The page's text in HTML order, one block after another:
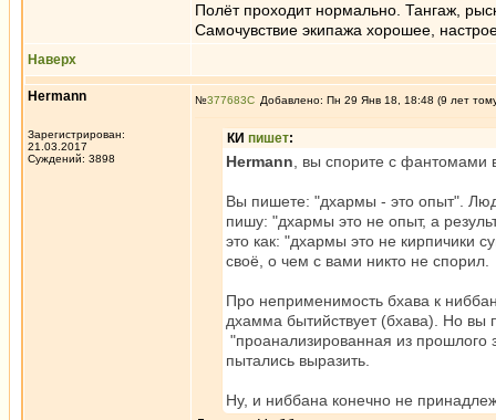
Полёт проходит нормально. Тангаж,
Самочувствие экипажа хорошее,
Наверх
Hermann
Зарегистрирован:
21.03.2017
Суждений: 3898
№377683 Добавлено: Пн 29 Янв 18, 18:48 (9 лет
КИ пишет:
Hermann , вы спорите с фантомами
Вы пишете: "дхармы - это опыт".
пишу: "дхармы это не опыт, а
это как: "дхармы это не кирпичики
своё, о чем с вами никто не спорил.
Про неприменимость бхава к
дхамма бытийствует (бхава). Но вы
"проанализированная из
пытались выразить.
Ну, и ниббана конечно не